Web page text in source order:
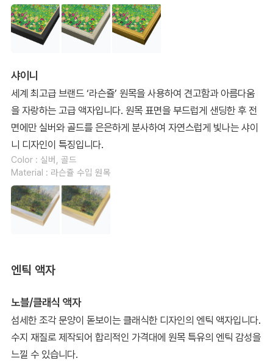
샤이니
세계 최고급 브랜드 ‘라슨쥴’ 원목을 사용하여 견고함과 아름다움
을 자랑하는 고급 액자입니다. 원목 표면을 부드럽게 샌딩한 후 전
면에만 실버와 골드를 은은하게 분사하여 자연스럽게 빛나는 샤이
니 디자인이 특징입니다.
Color : 실버, 골드
Material : 라슨쥴 수입 원목
엔틱 액자
노블/클래식 액자
섬세한 조각 문양이 돋보이는 클래식한 디자인의 엔틱 액자입니다.
수지 재질로 제작되어 합리적인 가격대에 원목 특유의 엔틱 감성을
느낄 수 있습니다.